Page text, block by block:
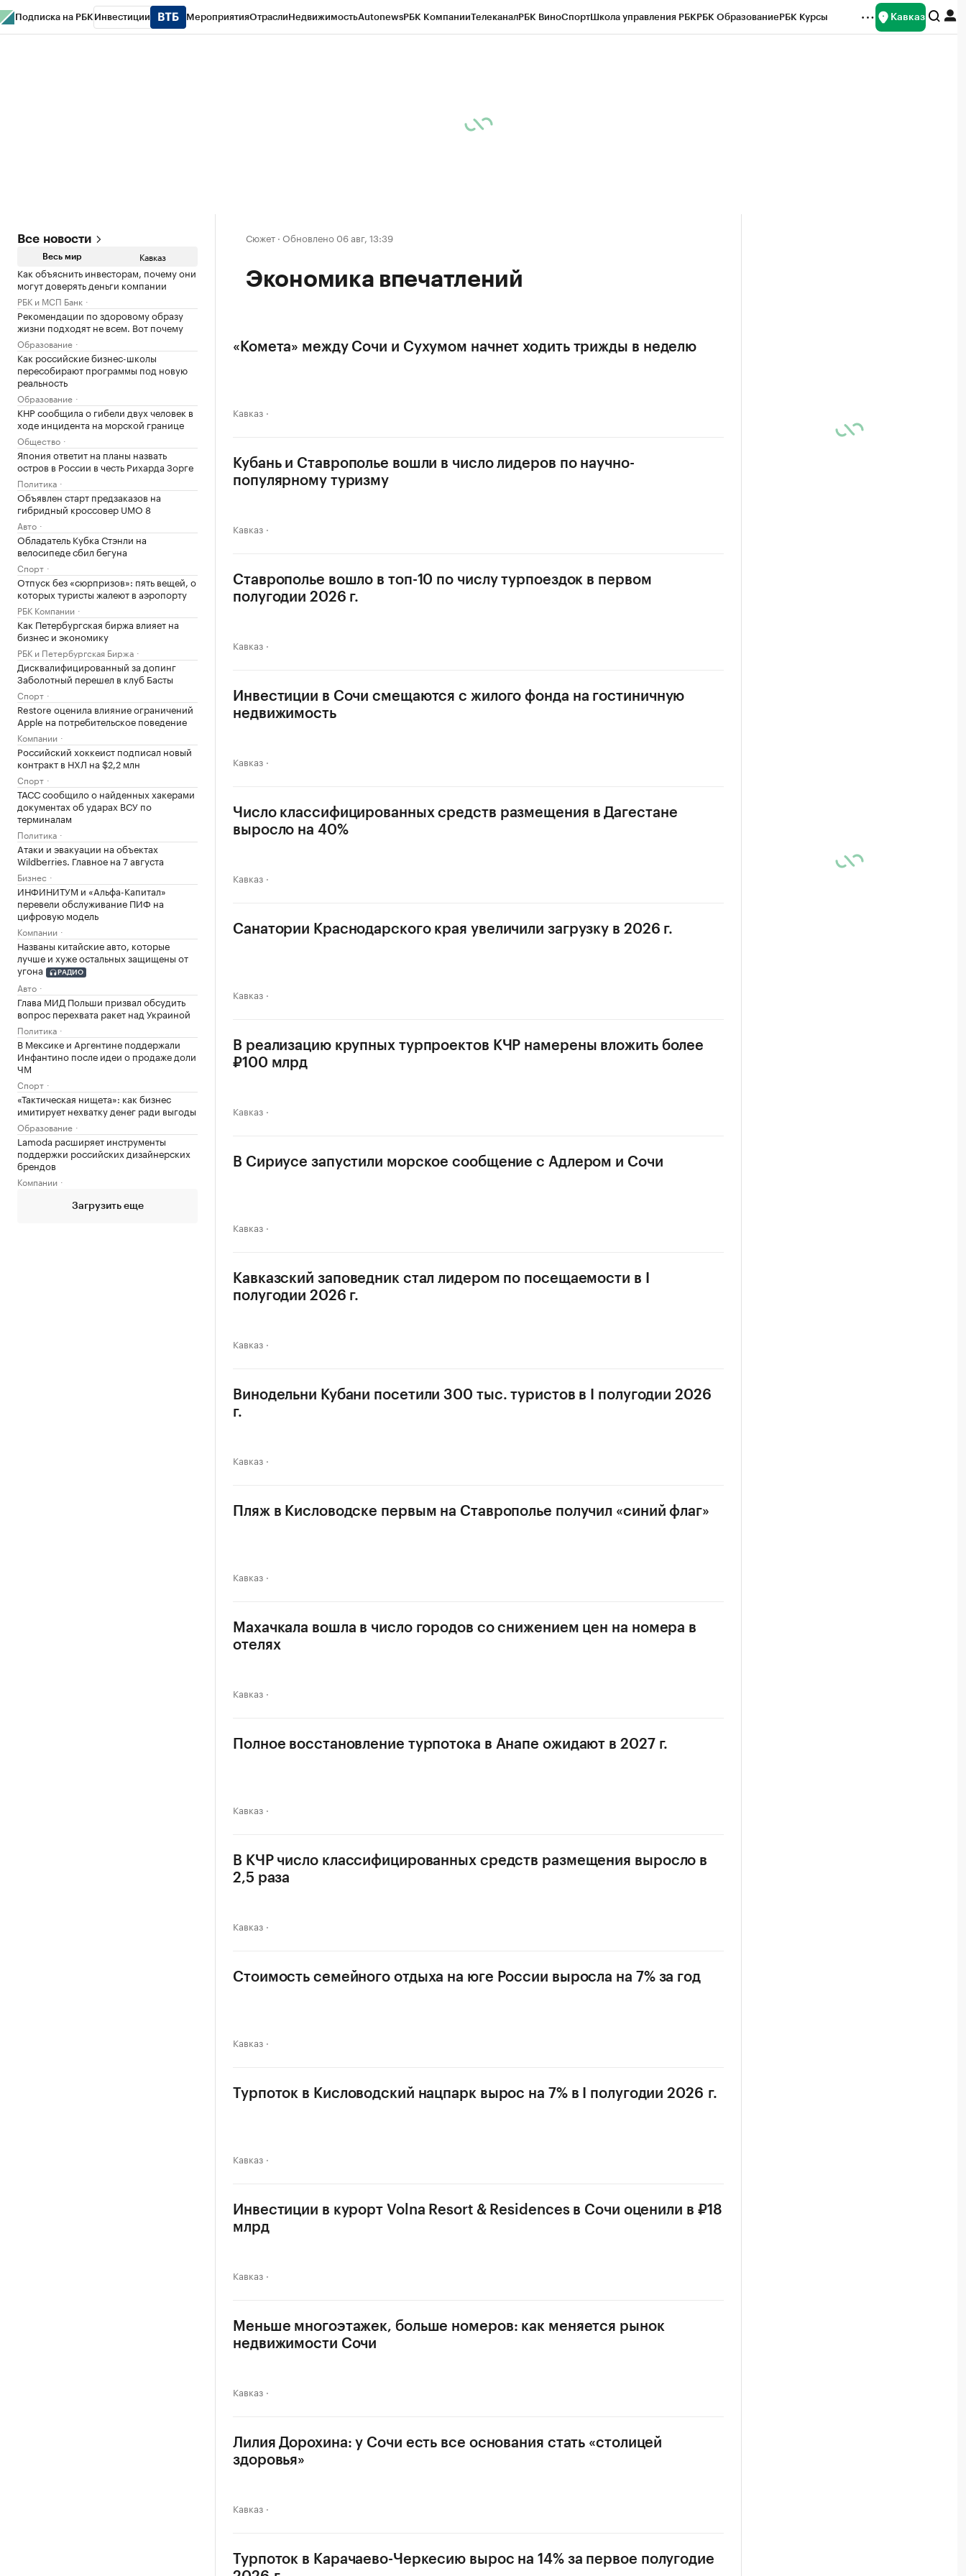
Подписка на РБК Инвестиции МероприятияОтраслиНедвижимостьAutonewsРБК КомпанииТелеканалРБК ВиноСпортШкола управления РБКРБК ОбразованиеРБК Курсы Кавказ
Все новости
Весь мир Кавказ
Как объяснить инвесторам, почему они
могут доверять деньги компании
РБК и МСП Банк
Рекомендации по здоровому образу
жизни подходят не всем. Вот почему
Образование
Как российские бизнес-школы
пересобирают программы под новую
реальность
Образование
КНР сообщила о гибели двух человек в
ходе инцидента на морской границе
Общество
Япония ответит на планы назвать
остров в России в честь Рихарда Зорге
Политика
Объявлен старт предзаказов на
гибридный кроссовер UMO 8
Авто
Обладатель Кубка Стэнли на
велосипеде сбил бегуна
Спорт
Отпуск без «сюрпризов»: пять вещей, о
которых туристы жалеют в аэропорту
РБК Компании
Как Петербургская биржа влияет на
бизнес и экономику
РБК и Петербургская Биржа
Дисквалифицированный за допинг
Заболотный перешел в клуб Басты
Спорт
Restore оценила влияние ограничений
Apple на потребительское поведение
Компании
Российский хоккеист подписал новый
контракт в НХЛ на $2,2 млн
Спорт
ТАСС сообщило о найденных хакерами
документах об ударах ВСУ по
терминалам
Политика
Атаки и эвакуации на объектах
Wildberries. Главное на 7 августа
Бизнес
ИНФИНИТУМ и «Альфа-Капитал»
перевели обслуживание ПИФ на
цифровую модель
Компании
Названы китайские авто, которые
лучше и хуже остальных защищены от
угона
РАДИО
Авто
Глава МИД Польши призвал обсудить
вопрос перехвата ракет над Украиной
Политика
В Мексике и Аргентине поддержали
Инфантино после идеи о продаже доли
ЧМ
Спорт
«Тактическая нищета»: как бизнес
имитирует нехватку денег ради выгоды
Образование
Lamoda расширяет инструменты
поддержки российских дизайнерских
брендов
Компании
Загрузить еще
Сюжет · Обновлено 06 авг, 13:39
Экономика впечатлений
«Комета» между Сочи и Сухумом начнет ходить трижды в неделю
Кавказ
Кубань и Ставрополье вошли в число лидеров по научно-
популярному туризму
Кавказ
Ставрополье вошло в топ-10 по числу турпоездок в первом
полугодии 2026 г.
Кавказ
Инвестиции в Сочи смещаются с жилого фонда на гостиничную
недвижимость
Кавказ
Число классифицированных средств размещения в Дагестане
выросло на 40%
Кавказ
Санатории Краснодарского края увеличили загрузку в 2026 г.
Кавказ
В реализацию крупных турпроектов КЧР намерены вложить более
₽100 млрд
Кавказ
В Сириусе запустили морское сообщение с Адлером и Сочи
Кавказ
Кавказский заповедник стал лидером по посещаемости в I
полугодии 2026 г.
Кавказ
Винодельни Кубани посетили 300 тыс. туристов в I полугодии 2026
г.
Кавказ
Пляж в Кисловодске первым на Ставрополье получил «синий флаг»
Кавказ
Махачкала вошла в число городов со снижением цен на номера в
отелях
Кавказ
Полное восстановление турпотока в Анапе ожидают в 2027 г.
Кавказ
В КЧР число классифицированных средств размещения выросло в
2,5 раза
Кавказ
Стоимость семейного отдыха на юге России выросла на 7% за год
Кавказ
Турпоток в Кисловодский нацпарк вырос на 7% в I полугодии 2026 г.
Кавказ
Инвестиции в курорт Volna Resort & Residences в Сочи оценили в ₽18
млрд
Кавказ
Меньше многоэтажек, больше номеров: как меняется рынок
недвижимости Сочи
Кавказ
Лилия Дорохина: у Сочи есть все основания стать «столицей
здоровья»
Кавказ
Турпоток в Карачаево-Черкесию вырос на 14% за первое полугодие